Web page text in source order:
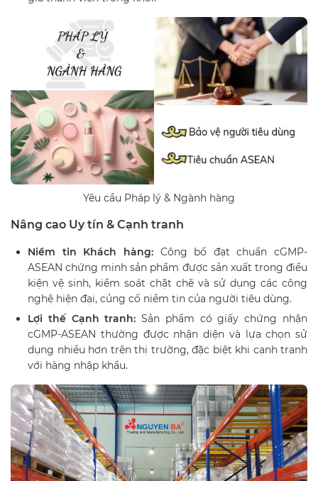
Yêu cầu Pháp lý & Ngành hàng
Nâng cao Uy tín & Cạnh tranh
Niềm tin Khách hàng:Công bố đạt chuẩn cGMP-
ASEAN chứng minh sản phẩm được sản xuất trong điều
kiện vệ sinh, kiểm soát chặt chẽ và sử dụng các công
nghệ hiện đại, củng cố niềm tin của người tiêu dùng.
Lợi thế Cạnh tranh: Sản phẩm có giấy chứng nhận
cGMP-ASEAN thường được nhận diện và lựa chọn sử
dụng nhiều hơn trên thị trường, đặc biệt khi cạnh tranh
với hàng nhập khẩu.